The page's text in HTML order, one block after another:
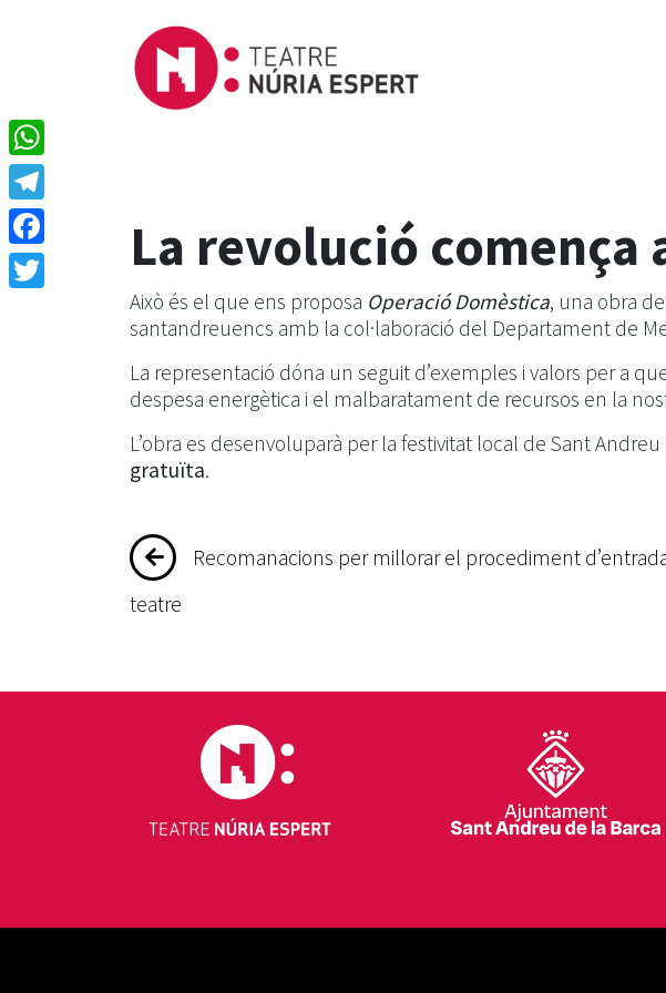
La revolució comença
Això és el que ens proposa Operació Domèstica, una obra
santandreuencs amb la col·laboració del Departament de
La representació dóna un seguit d’exemples i valors per a
despesa energètica i el malbaratament de recursos en la
L’obra es desenvoluparà per la festivitat local de Sant
gratuïta.
Navegació
d'entrades
Recomanacions per millorar el procediment
teatre
WhatsApp
Telegram
Facebook